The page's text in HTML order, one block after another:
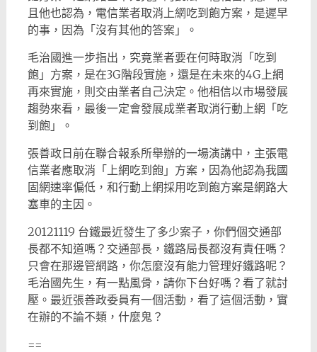
且他也認為，電信業者取消上網吃到飽方案，是遲早
的事，因為「沒有其他的答案」。
毛治國進一步指出，究竟業者要在何時取消「吃到
飽」方案，是在3G階段實施，還是在未來的4G上網
再來實施，則交由業者自己決定。他相信以市場發展
趨勢來看，最後一定會發展成業者取消行動上網「吃
到飽」。
張善政日前在聯合報系所舉辦的一場演講中，主張電
信業者應取消「上網吃到飽」方案，因為他認為我國
固網速率偏低，和行動上網採用吃到飽方案是網路大
塞車的主因。
20121119 台鐵最近發生了多少案子，你們個交通部
長都不知道嗎？交通部長，鐵路局長都沒有責任嗎？
只會在那邊管網路，你怎麼沒有能力管理好鐵路呢？
毛治國先生，有一點風骨，請你下台好嗎？看了就討
壓。最近張善政委員有一個活動，看了這個活動，實
在辦的不論不類，什麼鬼？
==